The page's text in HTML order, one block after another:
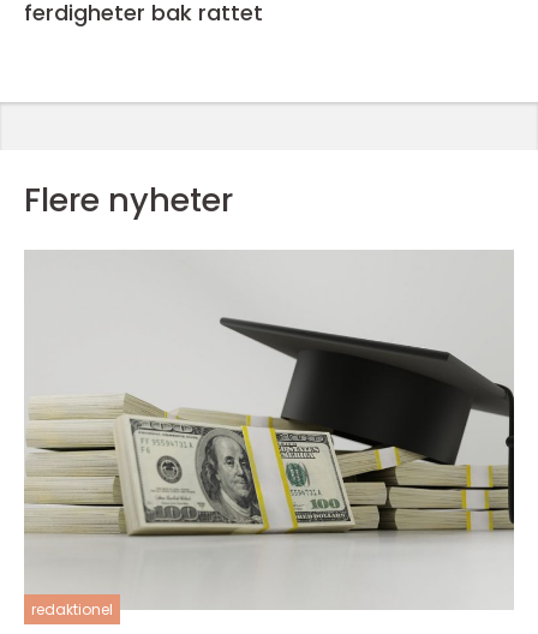
ferdigheter bak rattet
Flere nyheter
redaktionel